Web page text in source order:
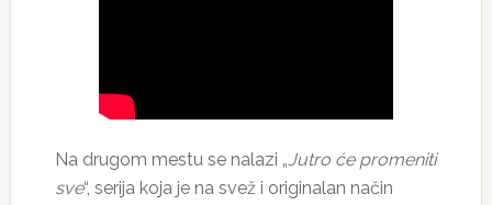
Na drugom mestu se nalazi „Jutro će promeniti
sve“, serija koja je na svež i originalan način